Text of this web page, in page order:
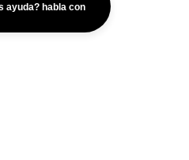
Este molde de
ayuda? habla con